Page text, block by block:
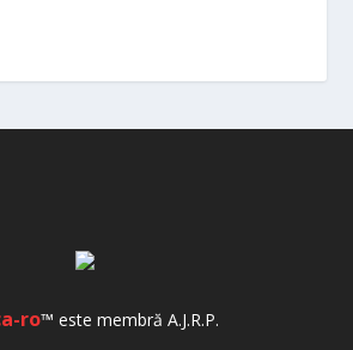
ro™ este membră A.J.R.P.